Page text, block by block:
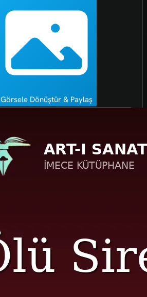
Görsele Dönüştür & Paylaş